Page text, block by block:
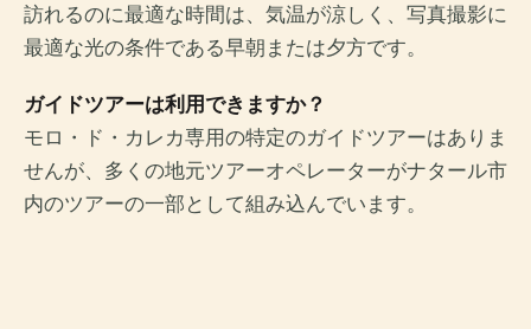
訪れるのに最適な時間は、気温が涼しく、写真撮影に
最適な光の条件である早朝または夕方です。
ガイドツアーは利用できますか？
モロ・ド・カレカ専用の特定のガイドツアーはありま
せんが、多くの地元ツアーオペレーターがナタール市
内のツアーの一部として組み込んでいます。